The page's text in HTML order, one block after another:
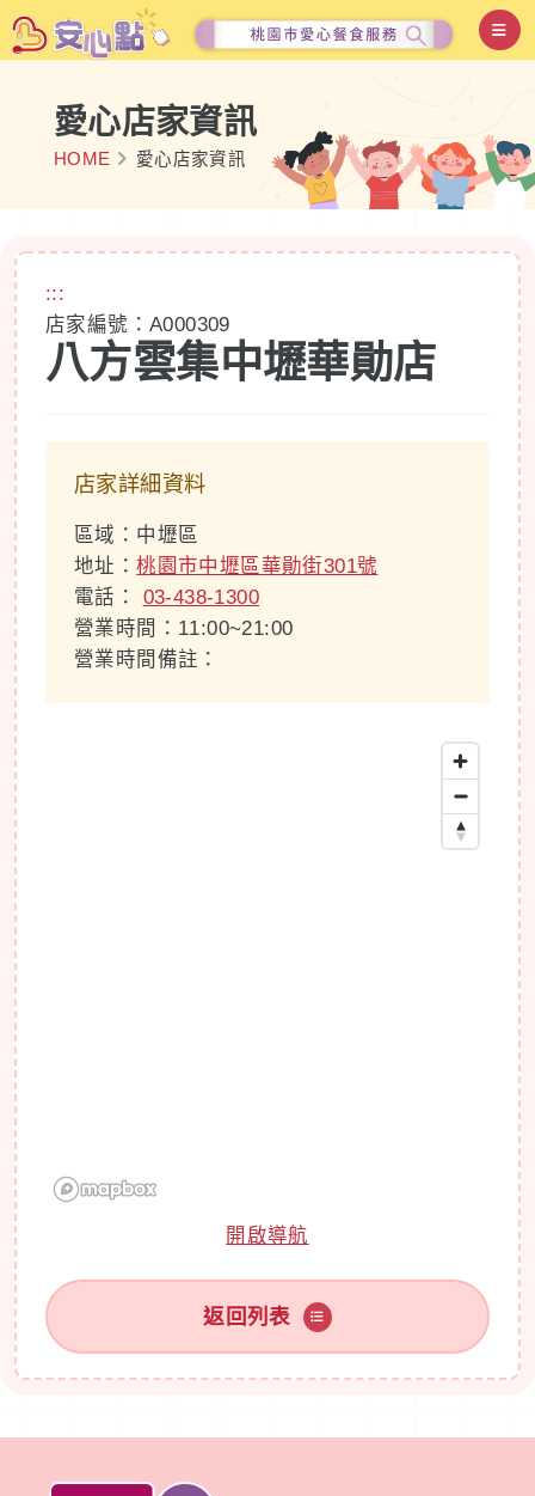
愛心店家資訊
HOME 愛心店家資訊
:::
店家編號：A000309
八方雲集中壢華勛店
店家詳細資料
區域：中壢區
地址：桃園市中壢區華勛街301號
電話： 03-438-1300
營業時間：11:00~21:00
營業時間備註：
開啟導航
返回列表